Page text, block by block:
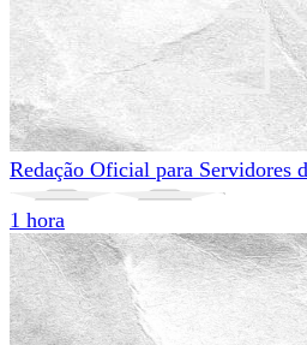
Redação Oficial para Servidores
1 hora